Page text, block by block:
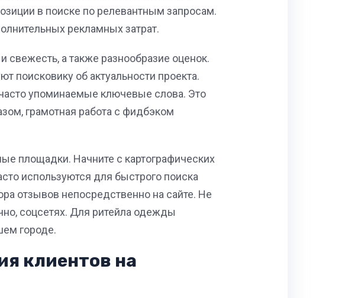
в поиске по релевантным запросам.
рекламных затрат.
а также разнообразие оценок.
поисковику об актуальности проекта.
упоминаемые ключевые слова. Это
грамотная работа с фидбэком
площадки. Начните с картографических
используются для быстрого поиска
отзывов непосредственно на сайте. Не
соцсетях. Для ритейла одежды
городе.
клиентов на